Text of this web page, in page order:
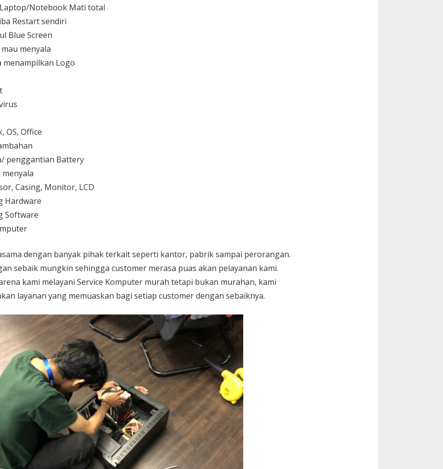
Notebook Mati total
Restart sendiri
Blue Screen
menyala
Logo
OS, Office
penggantian Battery
Casing, Monitor, LCD
Hardware
Software
dengan banyak pihak terkait seperti kantor, pabrik sampai perorangan.
sebaik mungkin sehingga customer merasa puas akan pelayanan kami.
kami melayani Service Komputer murah tetapi bukan murahan, kami
layanan yang memuaskan bagi setiap customer dengan sebaiknya.